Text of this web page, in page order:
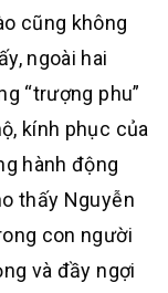
cũng không
ngoài hai
“trượng phu”
kính phục của
hành động
thấy Nguyễn
con người
và đầy ngợi